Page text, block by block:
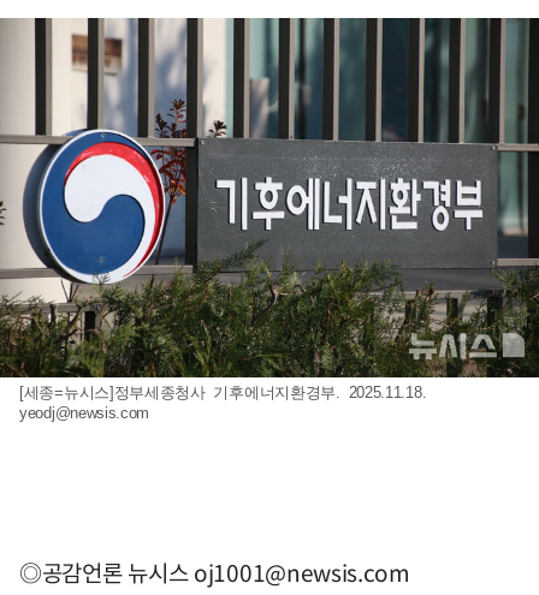
[세종=뉴시스]정부세종청사 기후에너지환경부. 2025.11.18.
yeodj@newsis.com
◎공감언론 뉴시스oj1001@newsis.com